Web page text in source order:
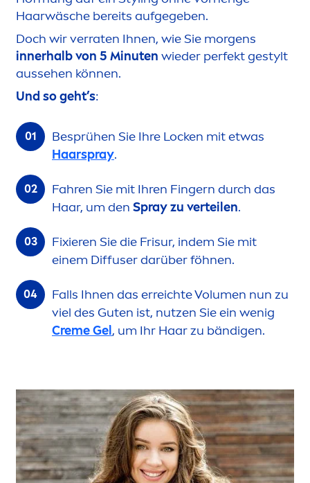
Haarwäsche bereits aufgegeben.
Doch wir verraten Ihnen, wie Sie morgens
innerhalb von 5 Minuten wieder perfekt gestylt
aussehen können.
Und so geht’s:
Besprühen Sie Ihre Locken mit etwas
Haarspray.
Fahren Sie mit Ihren Fingern durch das
Haar, um den Spray zu verteilen.
Fixieren Sie die Frisur, indem Sie mit
einem Diffuser darüber föhnen.
Falls Ihnen das erreichte Volumen nun zu
viel des Guten ist, nutzen Sie ein wenig
CremeGel, um Ihr Haar zu bändigen.